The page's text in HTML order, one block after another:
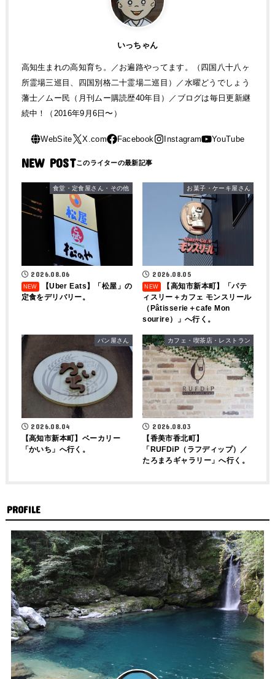
いっちゃん
高知生まれの高知育ち。／お遍路やってます。（四国八十八ヶ
所霊場三巡目、四国別格二十霊場二巡目）／水曜どうでしょう
藩士／ムー民（月刊ムー購読歴40年目）／ブログは毎日更新継
続中！（2016年9月6日〜）
NEW POST
食堂・定食屋さん・その他
2026.08.06
【Uber Eats】「松屋」の
定食をデリバリー。
お菓子・ケーキ屋さん
2026.08.05
【高知市新本町】「パテ
ィスリー＋カフェ モンスリール
（Pâtisserie＋cafe Mon
sourire）」へ行く。
パン屋さん
2026.08.04
【高知市新本町】ベーカリー
「かいち」へ行く。
カフェ・喫茶店・レストラン
2026.08.03
【香美市香北町】
「RUFDiP（ラフディップ）／
たろまろギャラリー」へ行く。
PROFILE